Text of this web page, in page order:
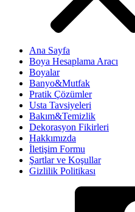
Ana Sayfa
Boya Hesaplama Aracı
Boyalar
Banyo&Mutfak
Pratik Çözümler
Usta Tavsiyeleri
Bakım&Temizlik
Dekorasyon Fikirleri
Hakkımızda
İletişim Formu
Şartlar ve Koşullar
Gizlilik Politikası